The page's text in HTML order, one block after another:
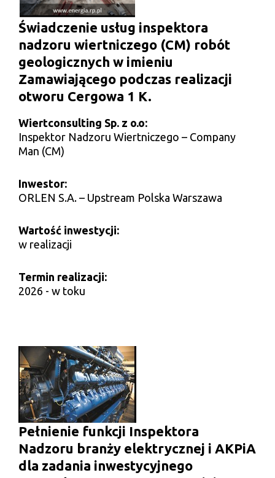
Świadczenie usług inspektora
nadzoru wiertniczego (CM) robót
geologicznych w imieniu
Zamawiającego podczas realizacji
otworu Cergowa 1 K.
Wiertconsulting Sp. z o.o:
Inspektor Nadzoru Wiertniczego – Company
Man (CM)
Inwestor:
ORLEN S.A. – Upstream Polska Warszawa
Wartość inwestycji:
w realizacji
Termin realizacji:
2026 - w toku
Pełnienie funkcji Inspektora
Nadzoru branży elektrycznej i AKPiA
dla zadania inwestycyjnego